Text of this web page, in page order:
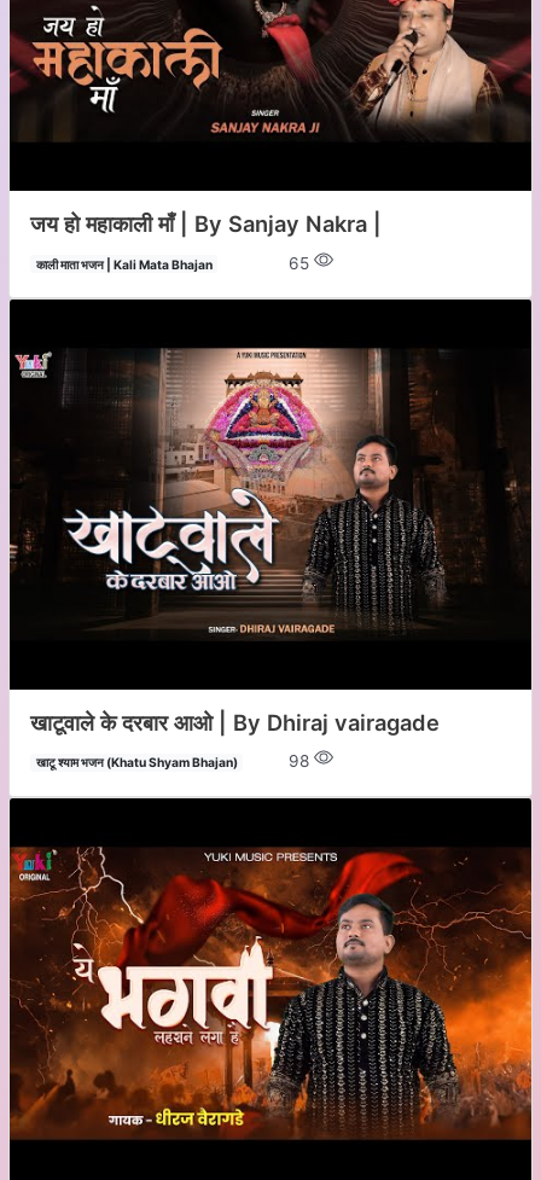
जय हो महाकाली माँ | By Sanjay Nakra |
काली माता भजन | Kali Mata Bhajan 65
खाटूवाले के दरबार आओ | By Dhiraj vairagade
खाटू श्याम भजन (Khatu Shyam Bhajan) 98